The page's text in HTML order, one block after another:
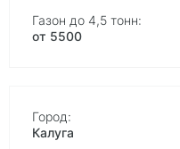
от 5500
Калуга